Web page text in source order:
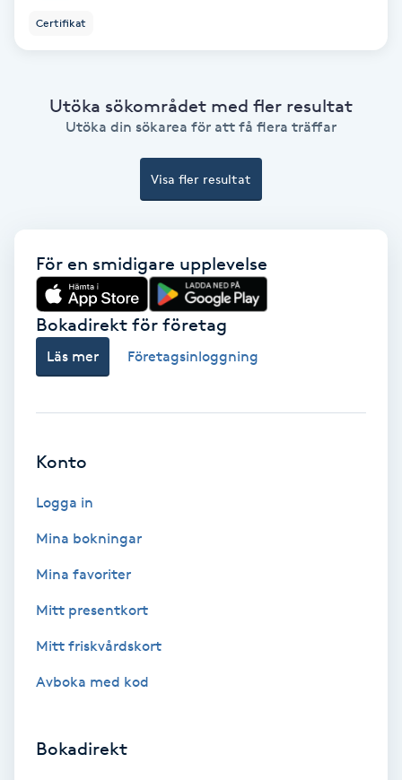
Idrottsmassage
IPL hårborttagning
Japansk massage
Katun fransar
Kinesisk medicin
Klangmassage
Certifikat
Utöka sökområdet med fler resultat
Utöka din sökarea för att få flera träffar
Visa fler resultat
För en smidigare upplevelse
Bokadirekt för företag
Läs mer Företagsinloggning
Konto
Logga in
Mina bokningar
Mina favoriter
Mitt presentkort
Mitt friskvårdskort
Avboka med kod
Bokadirekt